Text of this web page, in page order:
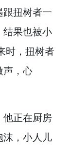
跟扭树者一
结果也被小
时， 扭树者
声，心
他正在厨房
， 小人儿